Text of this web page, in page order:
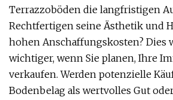
Terrazzoböden die langfristigen
Rechtfertigen seine Ästhetik und
hohen Anschaffungskosten? Dies
wichtiger, wenn Sie planen, Ihre
verkaufen. Werden potenzielle
Bodenbelag als wertvolles Gut